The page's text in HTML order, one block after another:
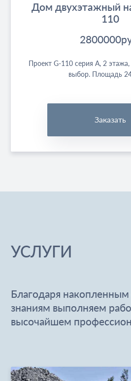
Дом двухэтажный
110
2800000
Проект G-110 серия А, 2
выбор. Площадь
Заказать
УСЛУГИ
Благодаря
знаниям выполняем
высочайшем